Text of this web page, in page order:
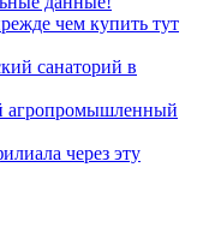
чем купить тут
санаторий в
агропромышленный
через эту